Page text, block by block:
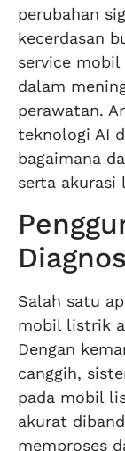
perubahan
kecerdasan
service
dalam
perawatan.
teknologi AI
bagaimana
serta akurasi
Salah satu
mobil listrik
Dengan
canggih,
pada mobil
akurat
memproses